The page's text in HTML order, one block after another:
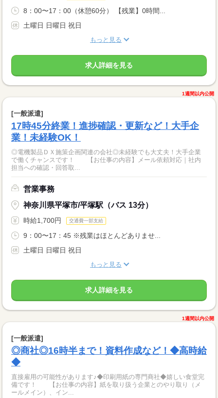
8：00〜17：00（休憩60分） 【残業】0時間...
土曜日 日曜日 祝日
もっと見る
求人詳細を見る
1週間以内公開
[一般派遣]
17時45分終業！進捗確認・更新など！大手企
業！未経験OK！
◎電機製品ＤＸ施策企画関連の会社◎未経験でも大丈夫！大手企業
で働くチャンスです！ 【お仕事の内容】メール依頼対応｜社内
担当への確認・回答取...
営業事務
神奈川県平塚市/平塚駅（バス 13分）
時給1,700円 交通費一部支給
9：00〜17：45 ※残業はほとんどありませ...
土曜日 日曜日 祝日
もっと見る
求人詳細を見る
1週間以内公開
[一般派遣]
◎商社◎16時半まで！資料作成など！◆高時給
◆
直接雇用の可能性があります♪◆印刷用紙の専門商社◆嬉しい食堂完
備です！ 【お仕事の内容】紙を取り扱う企業とのやり取り（メ
ールメイン）、イン...